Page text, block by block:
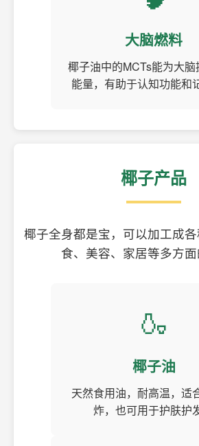
大脑燃料
椰子油中的MCTs能为大
能量，有助于认知功能和
椰子产品
椰子全身都是宝，可以加工成
食、美容、家居等多方面
🍶
椰子油
天然食用油，耐高温，适
炸，也可用于护肤护